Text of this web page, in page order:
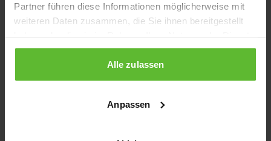
Partner führen diese Informationen möglicherweise mit
weiteren Daten zusammen, die Sie ihnen bereitgestellt
gesammelt haben.
Alle zulassen
Anpassen
information).